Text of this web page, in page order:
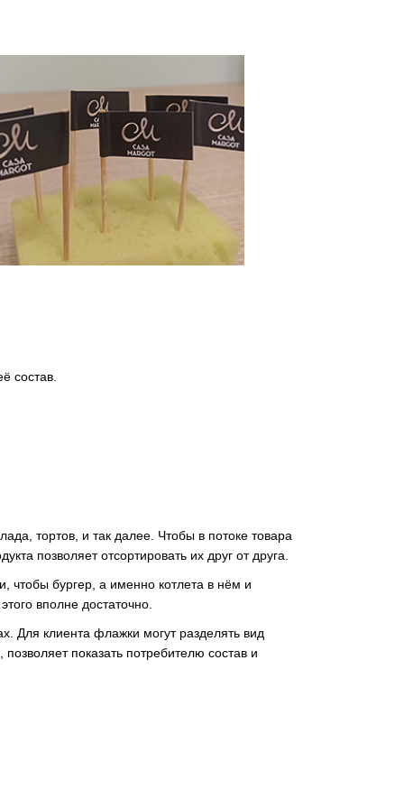
состав.
тортов, и так далее. Чтобы в потоке товара
позволяет отсортировать их друг от друга.
чтобы бургер, а именно котлета в нём и
вполне достаточно.
Для клиента флажки могут разделять вид
показать потребителю состав и